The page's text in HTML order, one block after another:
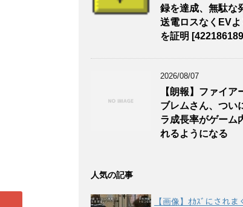
録を達成、無駄な
送電ロスなくEVよ
を証明
2026/08/07
【朗報】ファイア
ブレムさん、つい
ラ成長率がゲーム
れるようになる
人気の記事
【画像】ｵｶｽﾞにされま